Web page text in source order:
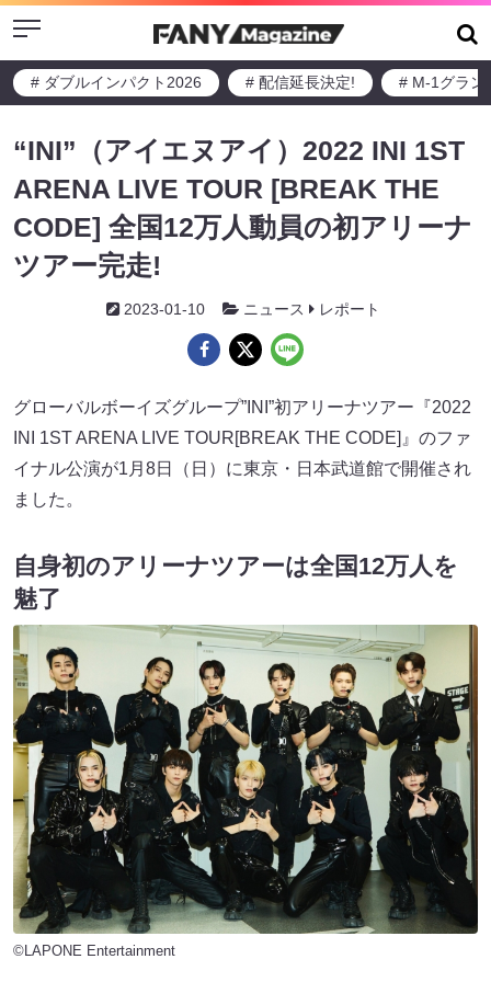
Menu
# ダブルインパクト2026 # 配信延長決定! # M-1グラン
“INI”（アイエヌアイ）2022 INI 1ST
ARENA LIVE TOUR [BREAK THE
CODE] 全国12万人動員の初アリーナ
ツアー完走!
2023-01-10 ニュース レポート
グローバルボーイズグループ”INI”初アリーナツアー『2022
INI 1ST ARENA LIVE TOUR[BREAK THE CODE]』のファ
イナル公演が1月8日（日）に東京・日本武道館で開催され
ました。
自身初のアリーナツアーは全国12万人を
魅了
©LAPONE Entertainment